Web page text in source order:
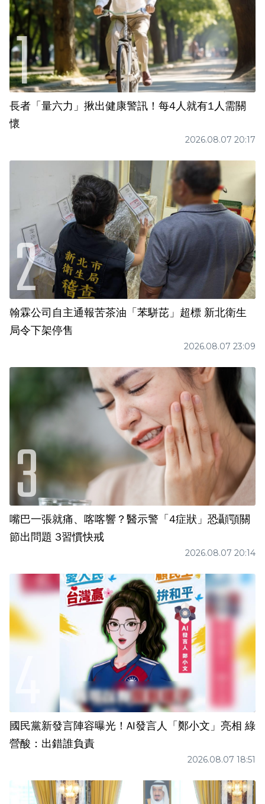
長者「量六力」揪出健康警訊！每4人就有1人需關
懷
2026.08.07 20:17
翰霖公司自主通報苦茶油「苯駢芘」超標 新北衛生
局令下架停售
2026.08.07 23:09
嘴巴一張就痛、喀喀響？醫示警「4症狀」恐顳顎關
節出問題 3習慣快戒
2026.08.07 20:14
國民黨新發言陣容曝光！AI發言人「鄭小文」亮相 綠
營酸：出錯誰負責
2026.08.07 18:51